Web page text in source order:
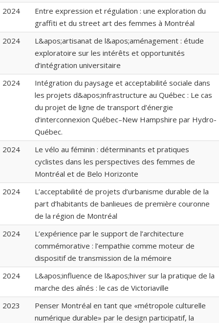
2024
Entre expression et régulation : une exploration du
graffiti et du street art des femmes à Montréal
2024
L&apos;artisanat de l&apos;aménagement : étude
exploratoire sur les intérêts et opportunités
d’intégration universitaire
2024
Intégration du paysage et acceptabilité sociale dans
les projets d&apos;infrastructure au Québec : Le cas
du projet de ligne de transport d’énergie
d’interconnexion Québec–New Hampshire par Hydro-
Québec.
2024
Le vélo au féminin : déterminants et pratiques
cyclistes dans les perspectives des femmes de
Montréal et de Belo Horizonte
2024
L’acceptabilité de projets d’urbanisme durable de la
part d’habitants de banlieues de première couronne
de la région de Montréal
2024
L’expérience par le support de l’architecture
commémorative : l’empathie comme moteur de
dispositif de transmission de la mémoire
2024
L&apos;influence de l&apos;hiver sur la pratique de la
marche des aînés : le cas de Victoriaville
2023
Penser Montréal en tant que «métropole culturelle
numérique durable» par le design participatif, la